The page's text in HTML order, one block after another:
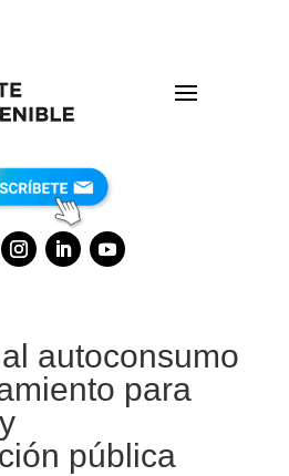
autoconsumo
para
pública